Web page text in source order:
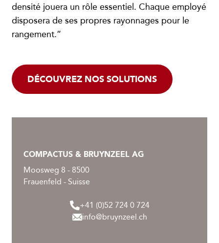
densité jouera un rôle essentiel. Chaque employé
disposera de ses propres rayonnages pour le
rangement.”
DÉCOUVREZ NOS SOLUTIONS
COMPACTUS & BRUYNZEEL AG
Moosweg 8 - 8500
Frauenfeld - Suisse
+41 (0)52 724 0 724
info@bruynzeel.ch